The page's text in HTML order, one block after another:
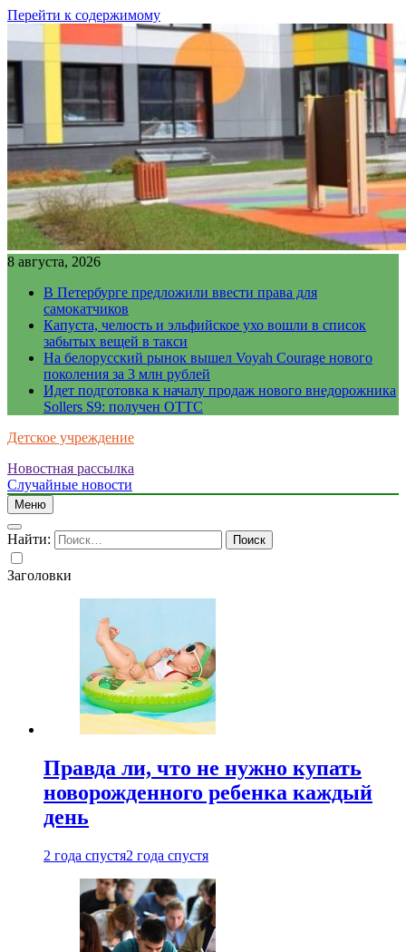
Перейти к содержимому
8 августа, 2026
В Петербурге предложили ввести права для
самокатчиков
Капуста, челюсть и эльфийское ухо вошли в список
забытых вещей в такси
На белорусский рынок вышел Voyah Courage нового
поколения за 3 млн рублей
Идет подготовка к началу продаж нового внедорожника
Sollers S9: получен ОТТС
Детское учреждение
Новостная рассылка
Случайные новости
Меню
Найти:
Заголовки
Правда ли, что не нужно купать
новорожденного ребенка каждый
день
2 года спустя2 года спустя